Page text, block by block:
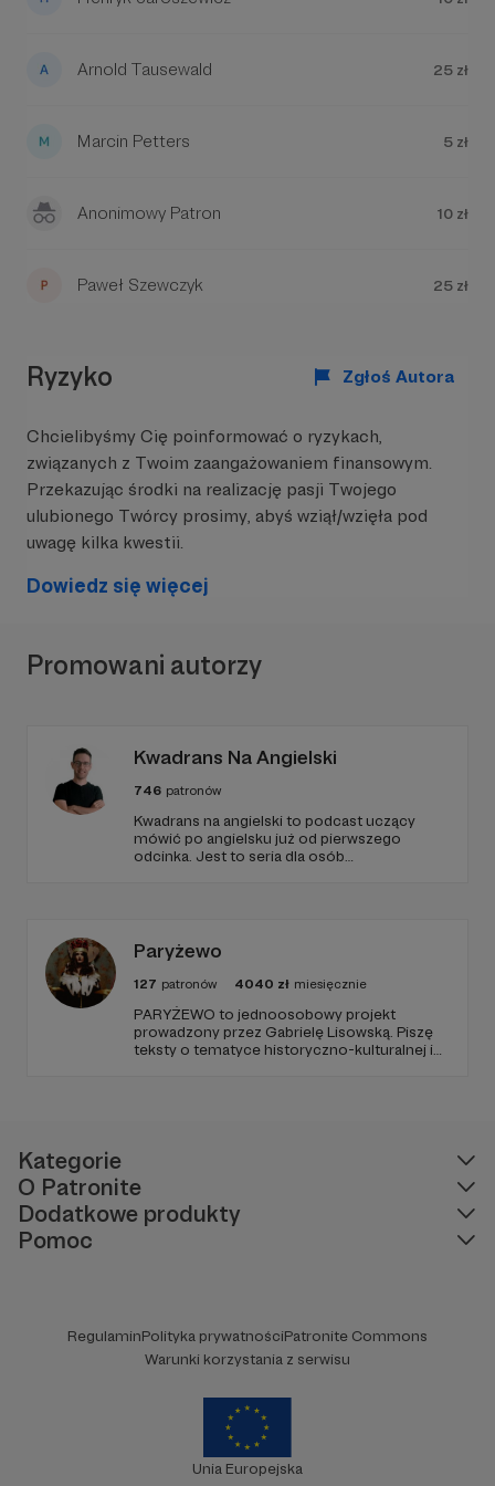
Arnold Tausewald 25 zł
Marcin Petters 5 zł
Anonimowy Patron 10 zł
Paweł Szewczyk 25 zł
Ryzyko Zgłoś Autora
Chcielibyśmy Cię poinformować o ryzykach,
związanych z Twoim zaangażowaniem finansowym.
Przekazując środki na realizację pasji Twojego
ulubionego Twórcy prosimy, abyś wziął/wzięła pod
uwagę kilka kwestii.
Dowiedz się więcej
Promowani autorzy
Kwadrans Na Angielski
746 patronów
Kwadrans na angielski to podcast uczący
mówić po angielsku już od pierwszego
odcinka. Jest to seria dla osób
nowego odcinka co czwartek.
Paryżewo
127 patronów 4040 zł miesięcznie
PARYŻEWO to jednoosobowy projekt
prowadzony przez Gabrielę Lisowską. Piszę
teksty o tematyce historyczno-kulturalnej i
Kategorie
O Patronite
Dodatkowe produkty
Pomoc
RegulaminPolityka prywatnościPatronite Commons
Warunki korzystania z serwisu
Unia Europejska